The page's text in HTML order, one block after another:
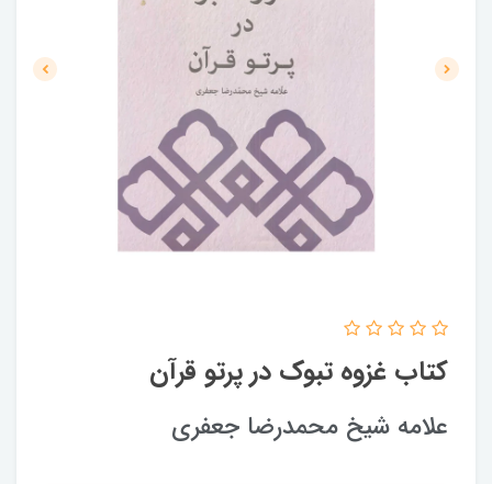
کتاب غزوه تبوک در پرتو قرآن
علامه شیخ محمدرضا جعفری